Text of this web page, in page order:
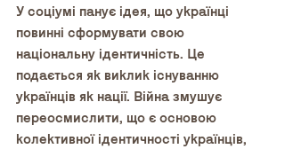
У соціумі панує ідея, що українці
повинні сформувати свою
національну ідентичність. Це
подається як виклик існуванню
українців як нації. Війна змушує
переосмислити, що є основою
колективної ідентичності українців,